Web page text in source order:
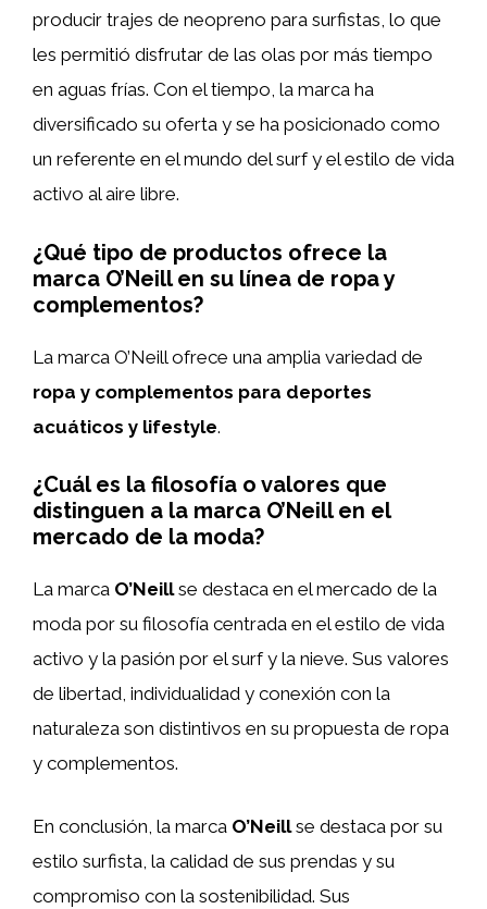
producir trajes de neopreno para surfistas, lo que
les permitió disfrutar de las olas por más tiempo
en aguas frías. Con el tiempo, la marca ha
diversificado su oferta y se ha posicionado como
un referente en el mundo del surf y el estilo de vida
activo al aire libre.
¿Qué tipo de productos ofrece la
marca O’Neill en su línea de ropa y
complementos?
La marca O’Neill ofrece una amplia variedad de
ropa y complementos para deportes
acuáticos y lifestyle.
¿Cuál es la filosofía o valores que
distinguen a la marca O’Neill en el
mercado de la moda?
La marca O’Neillse destaca en el mercado de la
moda por su filosofía centrada en el estilo de vida
activo y la pasión por el surf y la nieve. Sus valores
de libertad, individualidad y conexión con la
naturaleza son distintivos en su propuesta de ropa
y complementos.
En conclusión, la marca O’Neillse destaca por su
estilo surfista, la calidad de sus prendas y su
compromiso con la sostenibilidad. Sus